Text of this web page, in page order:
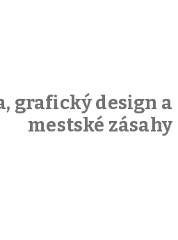
grafický design a
mestské zásahy